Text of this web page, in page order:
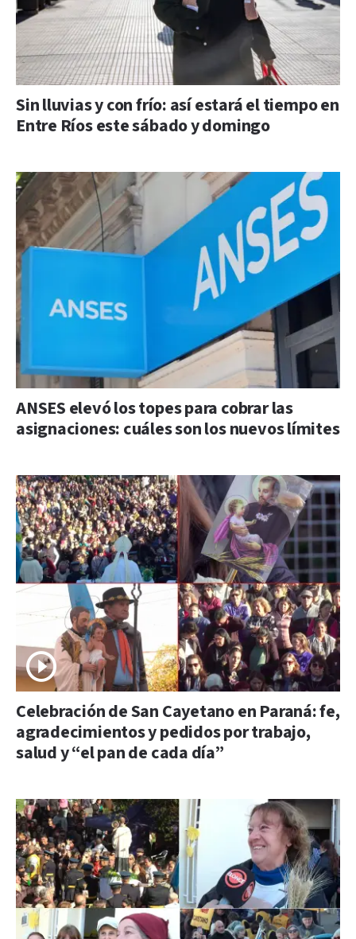
Sin lluvias y con frío: así estará el tiempo en
Entre Ríos este sábado y domingo
ANSES elevó los topes para cobrar las
asignaciones: cuáles son los nuevos límites
Celebración de San Cayetano en Paraná: fe,
agradecimientos y pedidos por trabajo,
salud y “el pan de cada día”